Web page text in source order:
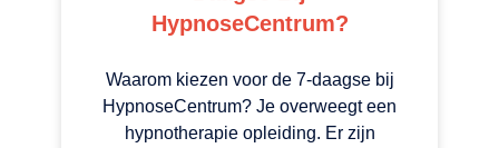
HypnoseCentrum?
Waarom kiezen voor de 7-daagse bij
HypnoseCentrum? Je overweegt een
hypnotherapie opleiding. Er zijn